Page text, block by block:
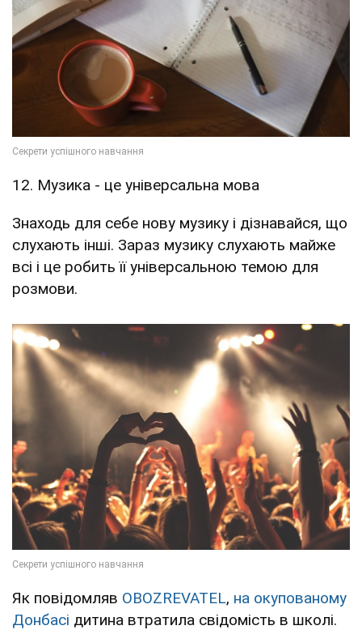
12. Музика - це універсальна мова
Знаходь для себе нову музику і дізнавайся, що
слухають інші. Зараз музику слухають майже
всі і це робить її універсальною темою для
розмови.
Як повідомляв OBOZREVATEL, на окупованому
Донбасі дитина втратила свідомість в школі.